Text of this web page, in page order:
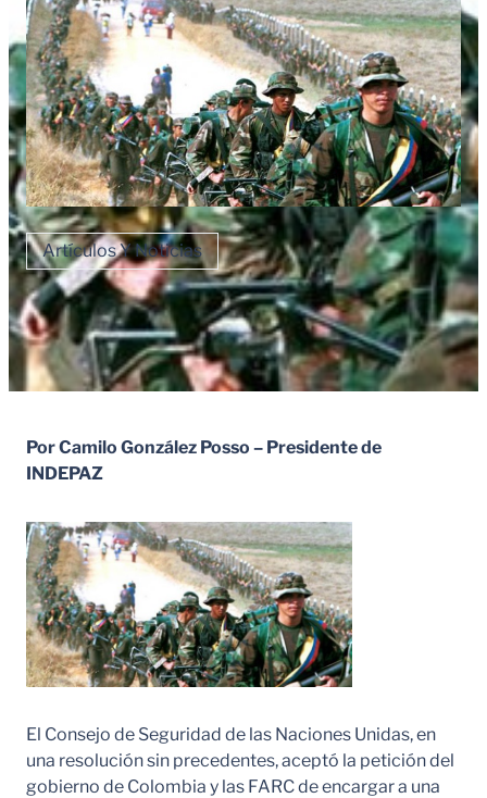
Artículos Y Noticias
Por Camilo González Posso – Presidente de
INDEPAZ
El Consejo de Seguridad de las Naciones Unidas, en
una resolución sin precedentes, aceptó la petición del
gobierno de Colombia y las FARC de encargar a una